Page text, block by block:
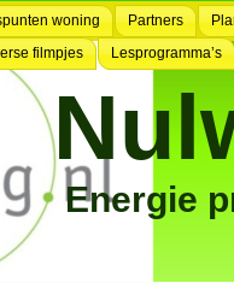
woning Partners
filmpjes Lesprogramma’s
Energie